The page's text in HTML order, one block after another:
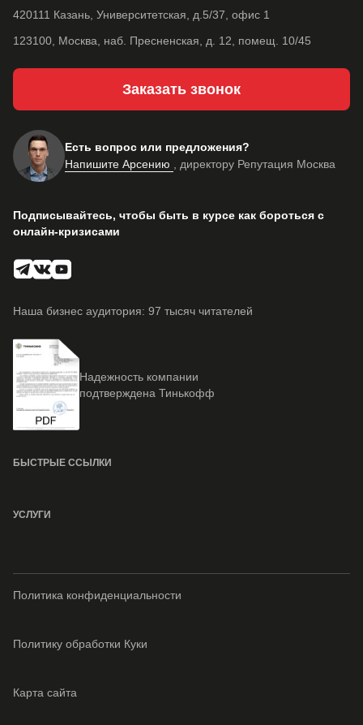
Подписывайтесь, чтобы быть в курсе как бороться с
онлайн-кризисами
Наша бизнес аудитория: 97 тысяч читателей
Надежность компании
подтверждена Тинькофф
БЫСТРЫЕ ССЫЛКИ
УСЛУГИ
420111 Казань, Университетская, д.5/37, офис 1
123100, Москва, наб. Пресненская, д. 12, помещ. 10/45
Заказать звонок
Есть вопрос или предложения?
Напишите Арсению , директору Репутация Москва
Политика конфиденциальности
Политику обработки Куки
Карта сайта